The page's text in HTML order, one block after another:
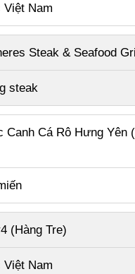
Nam
Steak & Seafood
steak
Canh Cá Rô Hưng Yên
(Hàng Tre)
Nam